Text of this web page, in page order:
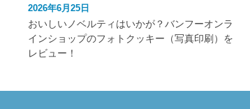
2026年6月25日
おいしいノベルティはいかが？バンフーオンラ
インショップのフォトクッキー（写真印刷）を
レビュー！